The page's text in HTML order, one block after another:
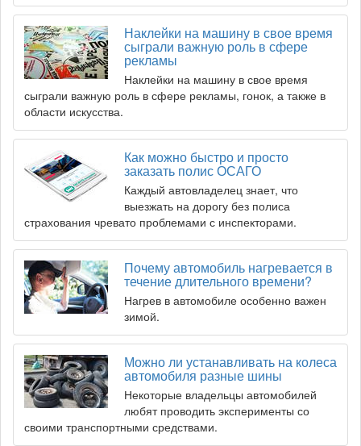
Наклейки на машину в свое время
сыграли важную роль в сфере
рекламы
Наклейки на машину в свое время
сыграли важную роль в сфере рекламы, гонок, а также в
области искусства.
Как можно быстро и просто
заказать полис ОСАГО
Каждый автовладелец знает, что
выезжать на дорогу без полиса
страхования чревато проблемами с инспекторами.
Почему автомобиль нагревается в
течение длительного времени?
Нагрев в автомобиле особенно важен
зимой.
Можно ли устанавливать на колеса
автомобиля разные шины
Некоторые владельцы автомобилей
любят проводить эксперименты со
своими транспортными средствами.